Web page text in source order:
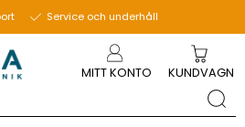
Service och underhåll
MITT KONTO KUNDVAGN